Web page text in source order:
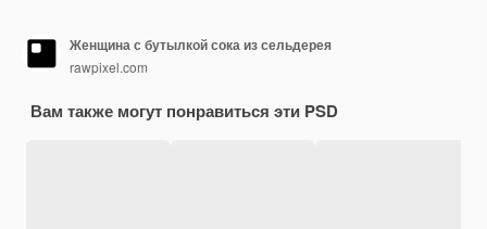
Женщина с бутылкой сока из сельдерея
rawpixel.com
Вам также могут понравиться эти PSD